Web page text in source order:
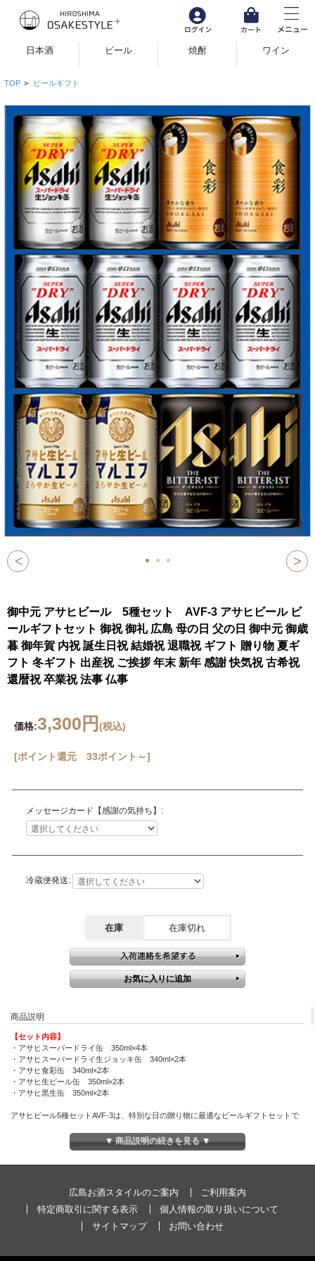
日本酒 ビール 焼酎 ワイン
TOP > ビールギフト
< >
御中元 アサヒビール 5種セット AVF-3 アサヒビール ビ
ールギフトセット 御祝 御礼 広島 母の日 父の日 御中元 御歳
暮 御年賀 内祝 誕生日祝 結婚祝 退職祝 ギフト 贈り物 夏ギ
フト 冬ギフト 出産祝 ご挨拶 年末 新年 感謝 快気祝 古希祝
還暦祝 卒業祝 法事 仏事
価格:3,300円 (税込)
[ポイント還元 33ポイント～]
メッセージカード【感謝の気持ち】:
冷蔵便発送:
在庫 在庫切れ
商品説明
【セット内容】
・アサヒスーパードライ缶 350ml×4本
・アサヒスーパードライ生ジョッキ缶 340ml×2本
・アサヒ食彩缶 340ml×2本
・アサヒ生ビール缶 350ml×2本
・アサヒ黒生缶 350ml×2本
アサヒビール5種セットAVF-3は、特別な日の贈り物に最適なビールギフトセットで
このセットには、アサヒの代表的な5種類のビールが含まれており、
それぞれ異なる味わいを楽しむことができます。
このギフトセットは、父の日や母の日、御中元や御歳暮など、
年間を通じて様々なお祝い事や感謝の気持ちを表すギフトとして最適です。
また、退職祝いや結婚祝いなど、特別な節目のお祝いにも喜ばれること間違いなしで
▼ 商品説明の続きを見る ▼
広島お酒スタイルのご案内
ご利用案内
特定商取引に関する表示
個人情報の取り扱いについて
サイトマップ
お問い合わせ